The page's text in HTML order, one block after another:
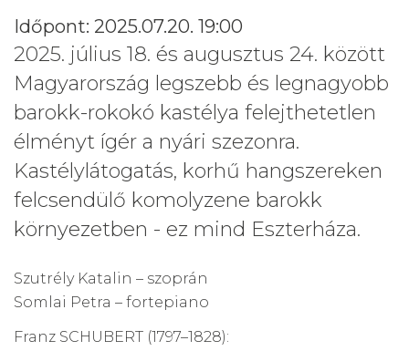
Időpont: 2025.07.20. 19:00
2025. július 18. és augusztus 24. között
Magyarország legszebb és legnagyobb
barokk-rokokó kastélya felejthetetlen
élményt ígér a nyári szezonra.
Kastélylátogatás, korhű hangszereken
felcsendülő komolyzene barokk
környezetben - ez mind Eszterháza.
Szutrély Katalin – szoprán
Somlai Petra – fortepiano
Franz SCHUBERT (1797–1828):